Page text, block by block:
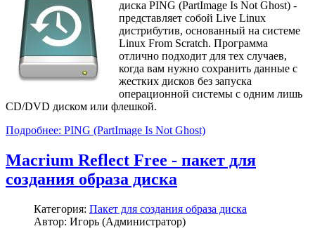
диска PING (PartImage Is Not Ghost) -
представляет собой Live Linux
дистрибутив, основанный на системе
Linux From Scratch. Программа
отлично подходит для тех случаев,
когда вам нужно сохранить данные с
жестких дисков без запуска
операционной системы с одним лишь
CD/DVD диском или флешкой.
Подробнее: PING (PartImage Is Not Ghost)
Macrium Reflect Free - пакет для
создания образа диска
Категория: Пакет для создания образа диска
Автор: Игорь (Администратор)